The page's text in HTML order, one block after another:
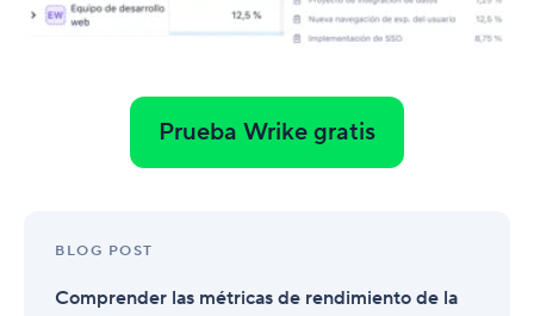
Prueba Wrike gratis
BLOG POST
Comprender las métricas de rendimiento de la